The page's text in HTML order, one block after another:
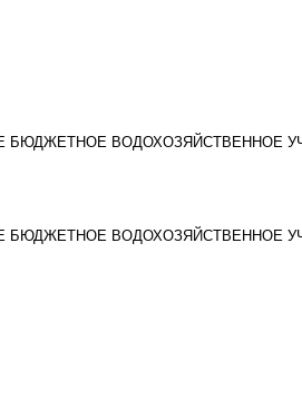
БЮДЖЕТНОЕ ВОДОХОЗЯЙСТВЕННОЕ
БЮДЖЕТНОЕ ВОДОХОЗЯЙСТВЕННОЕ